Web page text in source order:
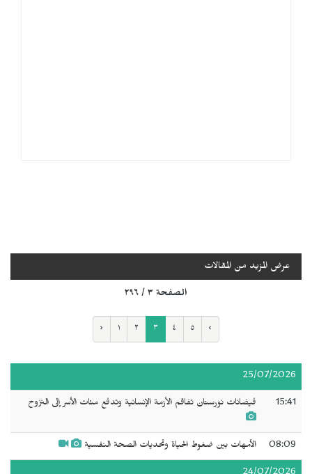
عرض المزيد من المقالات
الصفحة ٣ / ٢٩٦
‹ ١ ٢ ٣ ٤ ٥ ›
25/07/2026
15:41 فيضانات نورستان تفاقم الأزمة الإنسانية وتدفع مئات الأسر إلى النزوح
08:09 الأمهات بين ضغوط الحياة وتحديات الصحة النفسية